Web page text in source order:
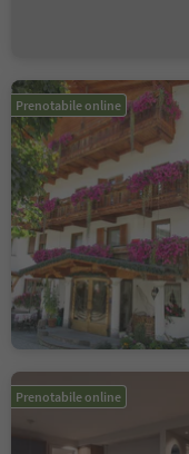
Prenotabile online
Prenotabile online